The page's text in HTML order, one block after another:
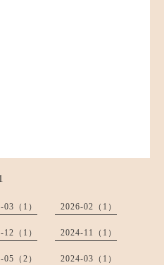
03（1） 2026-02（1）
12（1） 2024-11（1）
05（2） 2024-03（1）